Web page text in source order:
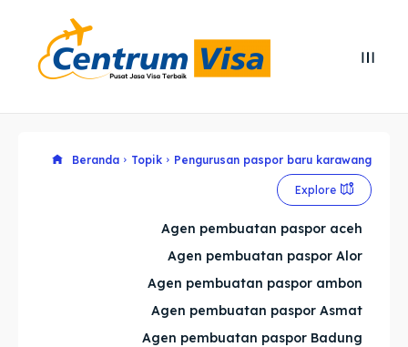
Cari
Cari
Explore our destinations
Explore our destinations
Beranda Topik Pengurusan paspor baru karawang
Explore
Agen pembuatan paspor aceh
Agen pembuatan paspor Alor
Agen pembuatan paspor ambon
Agen pembuatan paspor Asmat
Agen pembuatan paspor Badung